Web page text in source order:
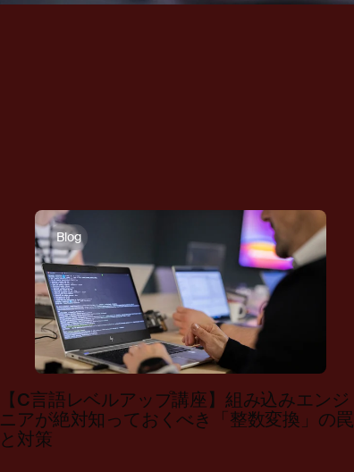
Blog
【C言語レベルアップ講座】組み込みエンジ
ニアが絶対知っておくべき「整数変換」の罠
と対策